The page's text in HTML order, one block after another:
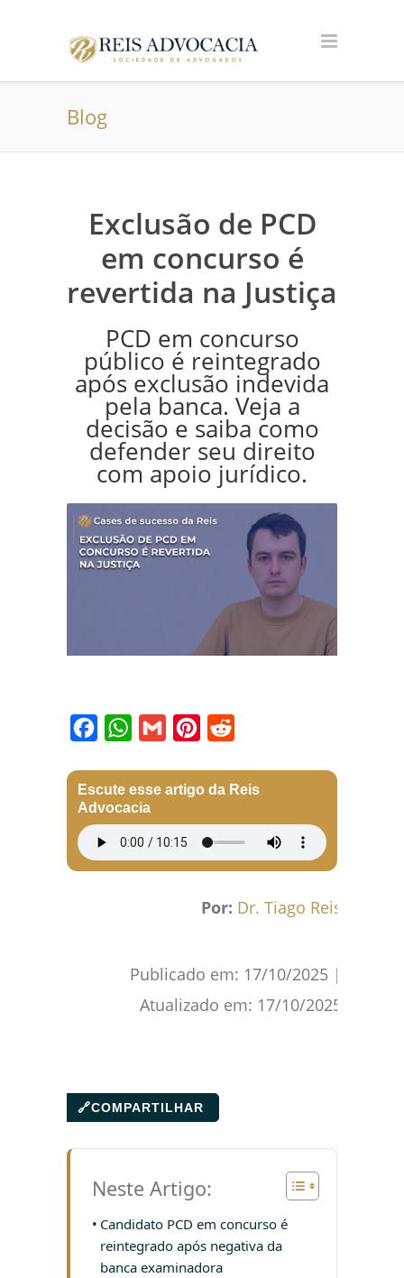
Blog
Exclusão de PCD
em concurso é
revertida na Justiça
PCD em concurso
público é reintegrado
após exclusão indevida
pela banca. Veja a
decisão e saiba como
defender seu direito
com apoio jurídico.
Escute esse artigo da Reis
Advocacia
Por: Dr. Tiago Reis
Publicado em: 17/10/2025 |
Atualizado em: 17/10/2025
🔗COMPARTILHAR
Neste Artigo:
Candidato PCD em concurso é
reintegrado após negativa da
banca examinadora